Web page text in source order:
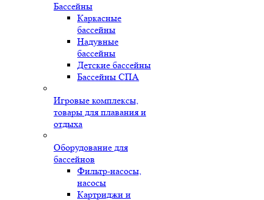
Бассейны
Каркасные
бассейны
Надувные
бассейны
Детские бассейны
Бассейны СПА
Игровые комплексы,
товары для плавания и
отдыха
Оборудование для
бассейнов
Фильтр-насосы,
насосы
Картриджи и